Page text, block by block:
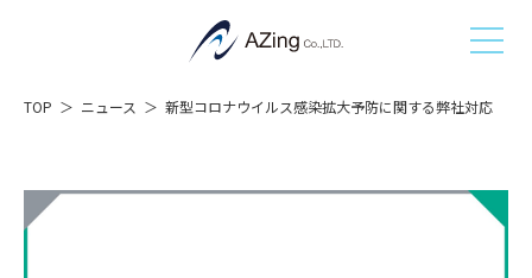
TOP ニュース 新型コロナウイルス感染拡大予防に関する弊社対応